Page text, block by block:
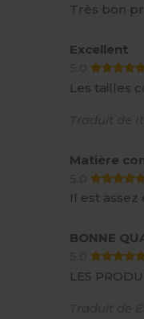
Très bon
Excellent
5.0
Les tailles
Matière
5.0
Il est assez
BONNE
5.0
LES